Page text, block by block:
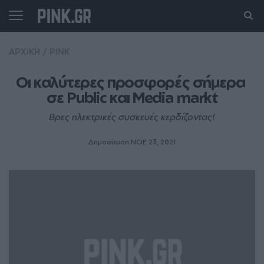
Oι καλύτερες προσφορές σήμερα
σε Public και Media markt
Βρες ηλεκτρικές συσκευές κερδίζοντας!
Δημοσίευση ΝΟE 23, 2021